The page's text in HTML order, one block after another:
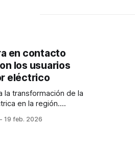
en contacto
los usuarios
eléctrico
la transformación de la
en la región.
avances en
19 feb. 2026